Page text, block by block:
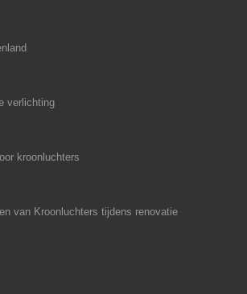
verlichting
kroonluchters
van Kroonluchters tijdens renovatie